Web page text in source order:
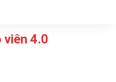
viên 4.0